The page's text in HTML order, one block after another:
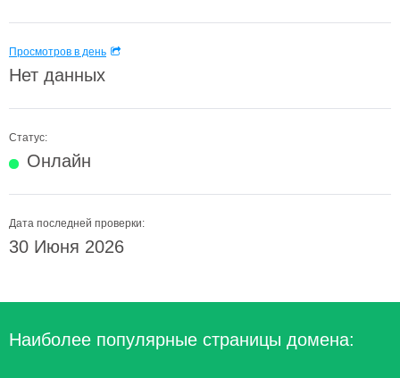
Просмотров в день
Нет данных
Статус:
Онлайн
Дата последней проверки:
30 Июня 2026
Наиболее популярные страницы домена: